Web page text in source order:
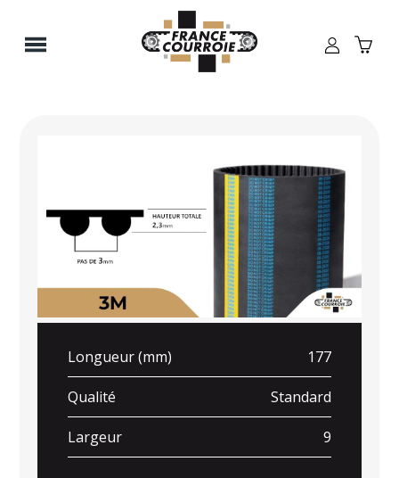
Longueur (mm) 177
Qualité Standard
Largeur 9
Panneau de gestion des cookies